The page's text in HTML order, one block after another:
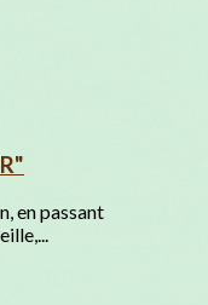
en passant